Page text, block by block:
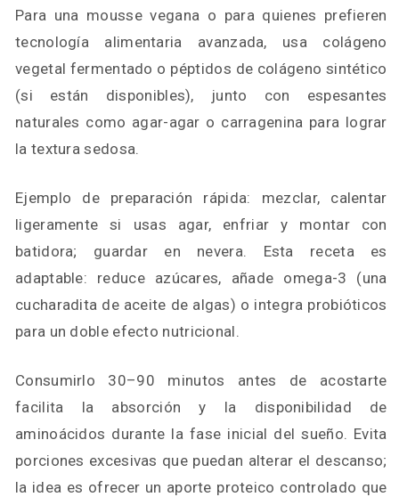
Para una mousse vegana o para quienes prefieren
tecnología alimentaria avanzada, usa colágeno
vegetal fermentado o péptidos de colágeno sintético
(si están disponibles), junto con espesantes
naturales como agar-agar o carragenina para lograr
la textura sedosa.
Ejemplo de preparación rápida: mezclar, calentar
ligeramente si usas agar, enfriar y montar con
batidora; guardar en nevera. Esta receta es
adaptable: reduce azúcares, añade omega-3 (una
cucharadita de aceite de algas) o integra probióticos
para un doble efecto nutricional.
Consumirlo 30–90 minutos antes de acostarte
facilita la absorción y la disponibilidad de
aminoácidos durante la fase inicial del sueño. Evita
porciones excesivas que puedan alterar el descanso;
la idea es ofrecer un aporte proteico controlado que